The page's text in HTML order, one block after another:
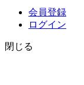
会員登録
ログイン
閉じる